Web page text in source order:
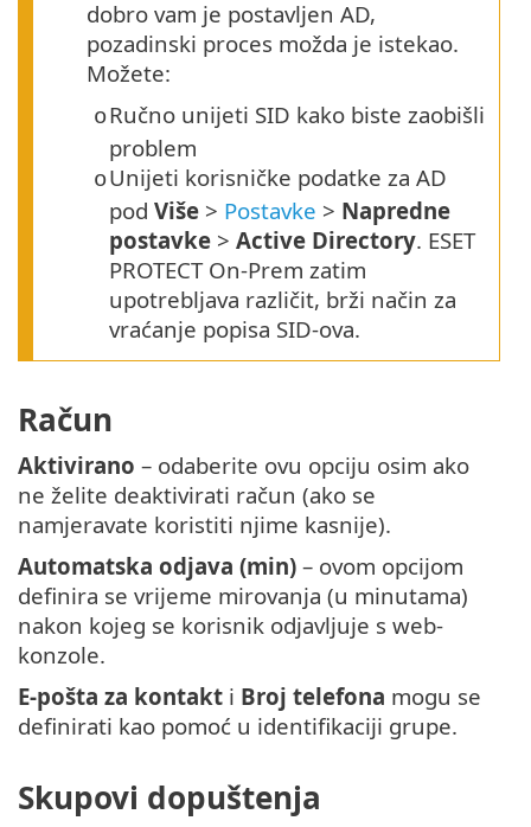
dobro vam je postavljen AD,
pozadinski proces možda je istekao.
Možete:
oRučno unijeti SID kako biste zaobišli
problem
oUnijeti korisničke podatke za AD
pod Više > Postavke > Napredne
postavke > Active Directory. ESET
PROTECT On-Prem zatim
upotrebljava različit, brži način za
vraćanje popisa SID-ova.
Račun
Aktivirano – odaberite ovu opciju osim ako
ne želite deaktivirati račun (ako se
namjeravate koristiti njime kasnije).
Automatska odjava (min) – ovom opcijom
definira se vrijeme mirovanja (u minutama)
nakon kojeg se korisnik odjavljuje s web-
konzole.
E-pošta za kontakt i Broj telefona mogu se
definirati kao pomoć u identifikaciji grupe.
Skupovi dopuštenja